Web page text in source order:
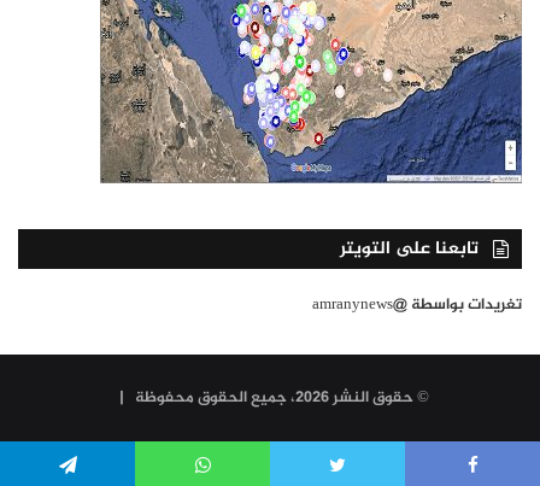
تابعنا على التويتر
تغريدات بواسطة @amranynews
© حقوق النشر 2026، جميع الحقوق محفوظة |